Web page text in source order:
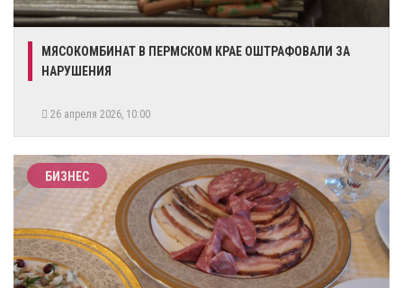
МЯСОКОМБИНАТ В ПЕРМСКОМ КРАЕ ОШТРАФОВАЛИ ЗА
НАРУШЕНИЯ
26 апреля 2026, 10:00
БИЗНЕС